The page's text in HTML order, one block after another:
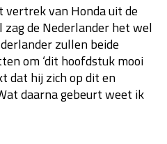
30 okt - 01 nov
za 19:00 - 20:00
zo 18:00 - 20:00
2026
van Honda uit de
zag de Nederlander het wel
zullen beide
om ‘dit hoofdstuk mooi
dat hij zich op dit en
daarna gebeurt weet ik